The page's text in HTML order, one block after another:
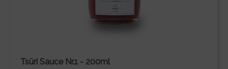
Tsüri Sauce Nr.1 - 200ml